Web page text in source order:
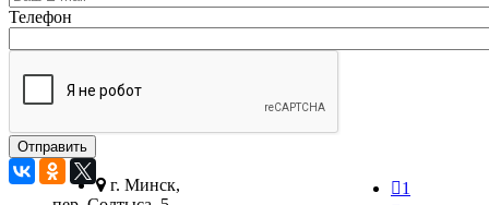
Телефон
1
г. Минск,